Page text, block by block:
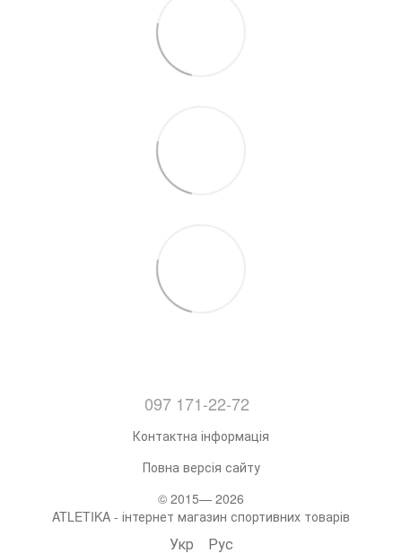
097 171-22-72
Контактна інформація
Повна версія сайту
© 2015— 2026
ATLETIKA - інтернет магазин спортивних товарів
Укр Рус